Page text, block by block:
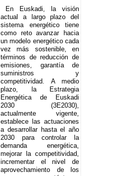
En Euskadi, la visión
actual a largo plazo del
sistema energético tiene
como reto avanzar hacia
un modelo energético cada
vez más sostenible, en
términos de reducción de
emisiones, garantía de
suministros y
competitividad. A medio
plazo, la Estrategia
Energética de Euskadi
2030 (3E2030),
actualmente vigente,
establece las actuaciones
a desarrollar hasta el año
2030 para controlar la
demanda energética,
mejorar la competitividad,
incrementar el nivel de
aprovechamiento de los